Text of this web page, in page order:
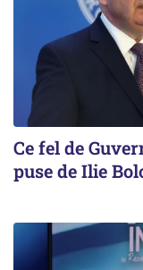
Ce fel de
puse de Ilie